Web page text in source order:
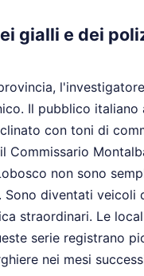
gialli e dei
Il pubblico italiano
con toni di
Commissario
non sono
Sono diventati veicoli
straordinari. Le
serie registrano
nei mesi